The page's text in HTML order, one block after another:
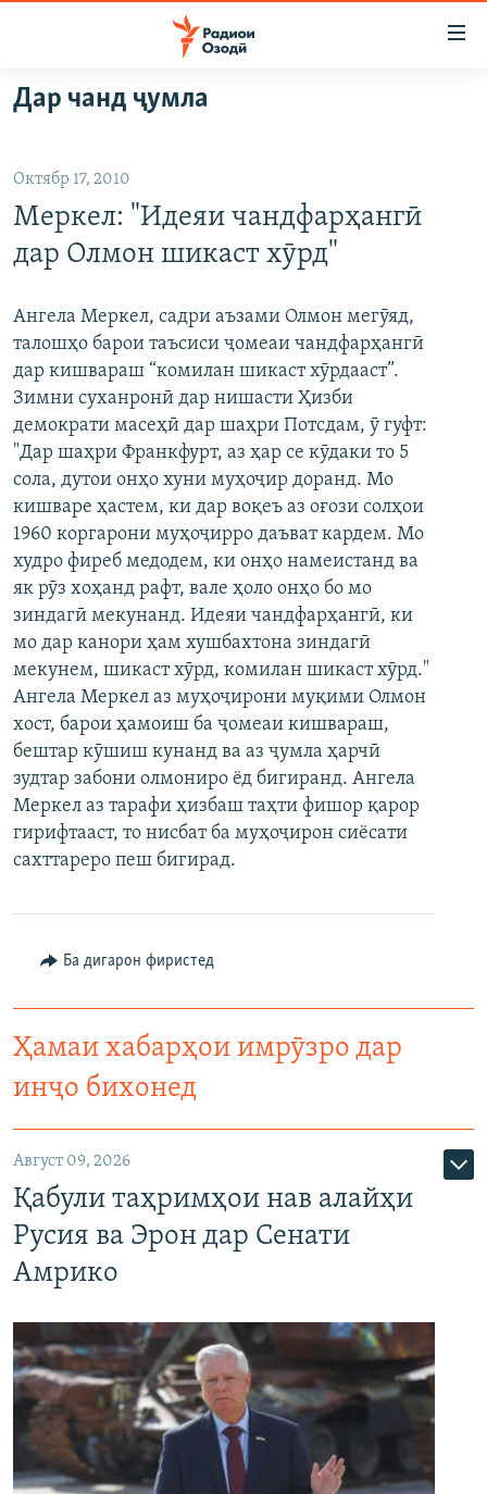
Ҷаҳиш
ба
аслӣ
Ҷаҳиш
ба
феҳристи
Ҷаҳиш
ГӮШАҲО
ҶОМЕА
ҚАЗИЯИ "КРОКУС"
ОСИЁИ МАРКАЗӢ
ФАРҲАНГ
МЕҲМОНИ ОЗОДӢ
ВАРЗИШ
РӮЗГОРИ МУҲОҶИР
САЛОМ, ХОҲАР
ТАҲҚИҚОТ
ҶАНГ ДАР УКРАИНА
НАЗАРИ МАРДУМ
БЛОГИСТОН
ОЗОДӢ ОНЛАЙН
ЧАНДРАСОНАӢ
ВИДЕО
НИГОРИСТОН
ГУЗОРИШҲОИ РАДИОӢ
РӮЙХАТҲО
КИТОБҲОИ ОЗОДӢ
Русский
ПАЙГИРӢ КУНЕД
Ҳамаи сомонаҳои RFE/RL
Дар чанд ҷумла
Октябр 17, 2010
Меркел: "Идеяи чандфарҳангӣ
дар Олмон шикаст хӯрд"
Ангела Меркел, садри аъзами Олмон мегӯяд,
талошҳо барои таъсиси ҷомеаи чандфарҳангӣ
дар кишвараш “комилан шикаст хӯрдааст”.
Зимни суханронӣ дар нишасти Ҳизби
демократи масеҳӣ дар шаҳри Потсдам, ӯ гуфт:
"Дар шаҳри Франкфурт, аз ҳар се кӯдаки то 5
сола, дутои онҳо хуни муҳоҷир доранд. Мо
кишваре ҳастем, ки дар воқеъ аз оғози солҳои
1960 коргарони муҳоҷирро даъват кардем. Мо
худро фиреб медодем, ки онҳо намеистанд ва
як рӯз хоҳанд рафт, вале ҳоло онҳо бо мо
зиндагӣ мекунанд. Идеяи чандфарҳангӣ, ки
мо дар канори ҳам хушбахтона зиндагӣ
мекунем, шикаст хӯрд, комилан шикаст хӯрд."
Ангела Меркел аз муҳоҷирони муқими Олмон
хост, барои ҳамоиш ба ҷомеаи кишвараш,
бештар кӯшиш кунанд ва аз ҷумла ҳарчӣ
зудтар забони олмониро ёд бигиранд. Ангела
Меркел аз тарафи ҳизбаш таҳти фишор қарор
гирифтааст, то нисбат ба муҳоҷирон сиёсати
сахттареро пеш бигирад.
Ба дигарон фиристед
Ҳамаи хабарҳои имрӯзро дар
инҷо бихонед
Август 09, 2026
Қабули таҳримҳои нав алайҳи
Русия ва Эрон дар Сенати
Амрико